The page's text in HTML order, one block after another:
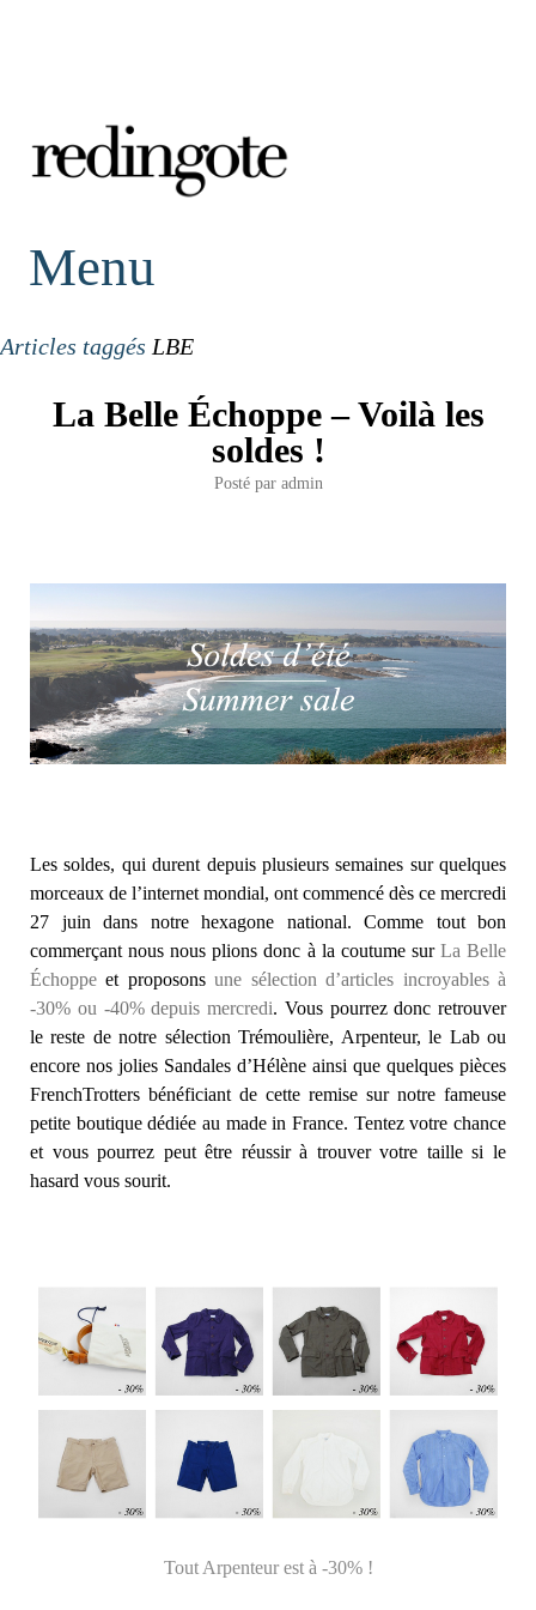
redingote.
Menu
Articles taggés LBE
La Belle Échoppe – Voilà les
soldes !
Posté par admin
Les soldes, qui durent depuis plusieurs semaines sur quelques
morceaux de l’internet mondial, ont commencé dès ce mercredi
27 juin dans notre hexagone national. Comme tout bon
commerçant nous nous plions donc à la coutume sur La Belle
Échoppe et proposonsune sélection d’articles incroyables à
-30% ou -40% depuis mercredi. Vous pourrez donc retrouver
le reste de notre sélection Trémoulière, Arpenteur, le Lab ou
encore nos jolies Sandales d’Hélène ainsi que quelques pièces
FrenchTrotters bénéficiant de cette remise sur notre fameuse
petite boutique dédiée au made in France. Tentez votre chance
et vous pourrez peut être réussir à trouver votre taille si le
hasard vous sourit.
Tout Arpenteur est à -30% !